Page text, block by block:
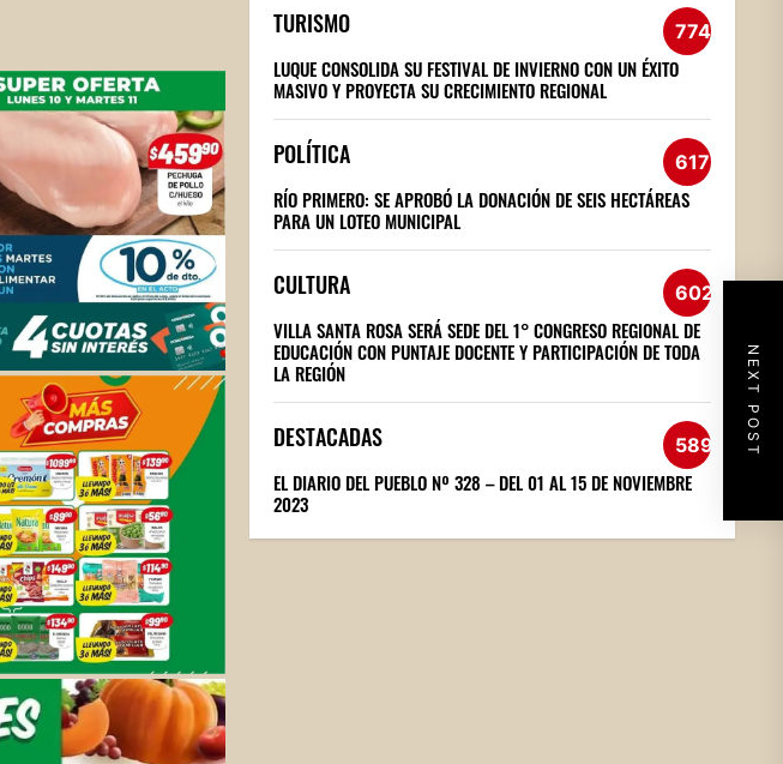
NEXT POST
TURISMO 774
LUQUE CONSOLIDA SU FESTIVAL DE INVIERNO CON UN ÉXITO
MASIVO Y PROYECTA SU CRECIMIENTO REGIONAL
POLÍTICA 617
RÍO PRIMERO: SE APROBÓ LA DONACIÓN DE SEIS HECTÁREAS
PARA UN LOTEO MUNICIPAL
CULTURA 602
VILLA SANTA ROSA SERÁ SEDE DEL 1° CONGRESO REGIONAL DE
EDUCACIÓN CON PUNTAJE DOCENTE Y PARTICIPACIÓN DE TODA
LA REGIÓN
DESTACADAS 589
EL DIARIO DEL PUEBLO Nº 328 – DEL 01 AL 15 DE NOVIEMBRE
2023